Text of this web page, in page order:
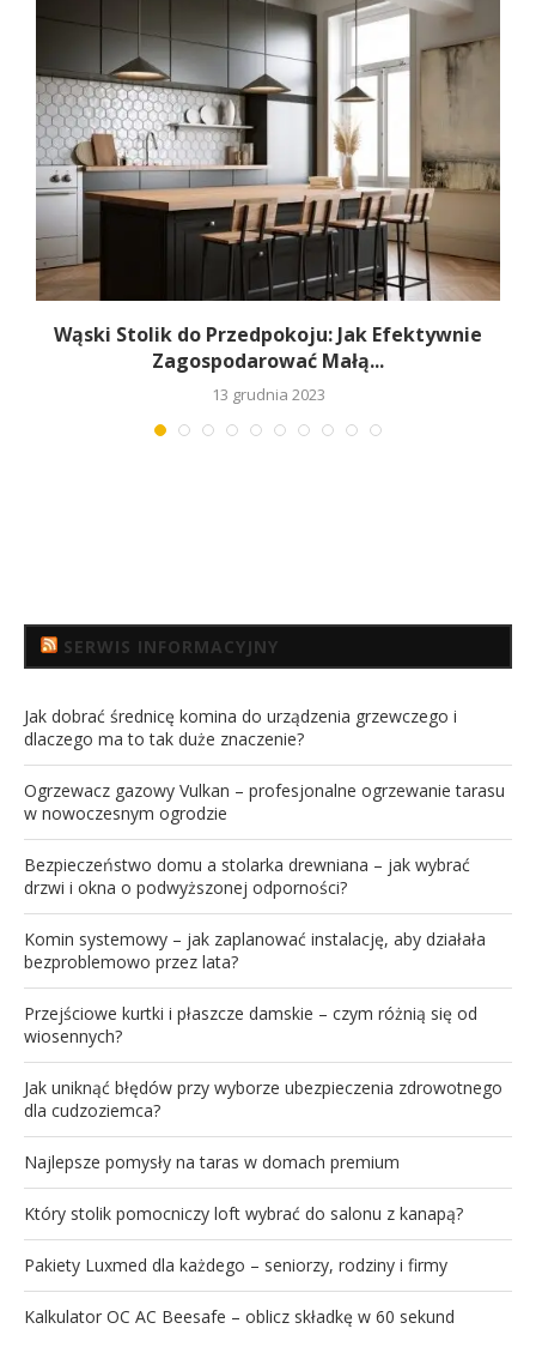
Wąski Stolik do Przedpokoju: Jak Efektywnie
Zagospodarować Małą...
13 grudnia 2023
SERWIS INFORMACYJNY
Jak dobrać średnicę komina do urządzenia grzewczego i
dlaczego ma to tak duże znaczenie?
Ogrzewacz gazowy Vulkan – profesjonalne ogrzewanie tarasu
w nowoczesnym ogrodzie
Bezpieczeństwo domu a stolarka drewniana – jak wybrać
drzwi i okna o podwyższonej odporności?
Komin systemowy – jak zaplanować instalację, aby działała
bezproblemowo przez lata?
Przejściowe kurtki i płaszcze damskie – czym różnią się od
wiosennych?
Jak uniknąć błędów przy wyborze ubezpieczenia zdrowotnego
dla cudzoziemca?
Najlepsze pomysły na taras w domach premium
Który stolik pomocniczy loft wybrać do salonu z kanapą?
Pakiety Luxmed dla każdego – seniorzy, rodziny i firmy
Kalkulator OC AC Beesafe – oblicz składkę w 60 sekund